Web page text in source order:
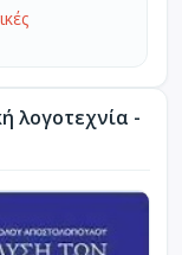
λογοτεχνία -